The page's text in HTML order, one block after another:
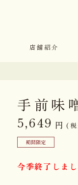
店舗紹介
手前味
5,649 円 (
期間限定
今季終了しまし